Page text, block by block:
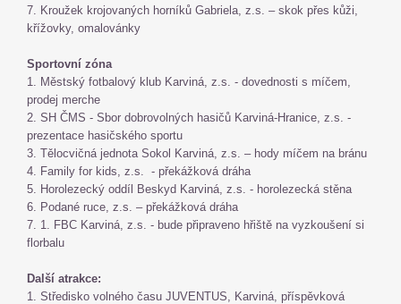
7. Kroužek krojovaných horníků Gabriela, z.s. – skok přes kůži,
křížovky, omalovánky
Sportovní zóna
1. Městský fotbalový klub Karviná, z.s. - dovednosti s míčem,
prodej merche
2. SH ČMS - Sbor dobrovolných hasičů Karviná-Hranice, z.s. -
prezentace hasičského sportu
3. Tělocvičná jednota Sokol Karviná, z.s. – hody míčem na bránu
4. Family for kids, z.s. - překážková dráha
5. Horolezecký oddíl Beskyd Karviná, z.s. - horolezecká stěna
6. Podané ruce, z.s. – překážková dráha
7. 1. FBC Karviná, z.s. - bude připraveno hřiště na vyzkoušení si
florbalu
Další atrakce:
1. Středisko volného času JUVENTUS, Karviná, příspěvková